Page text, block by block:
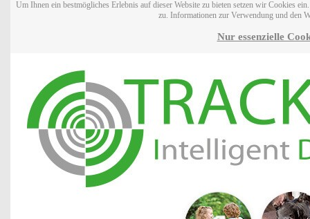
Um Ihnen ein bestmögliches Erlebnis auf dieser Website zu bieten setzen wir Cookies
zu. Informationen zur Verwendung und den
Nur essenzielle